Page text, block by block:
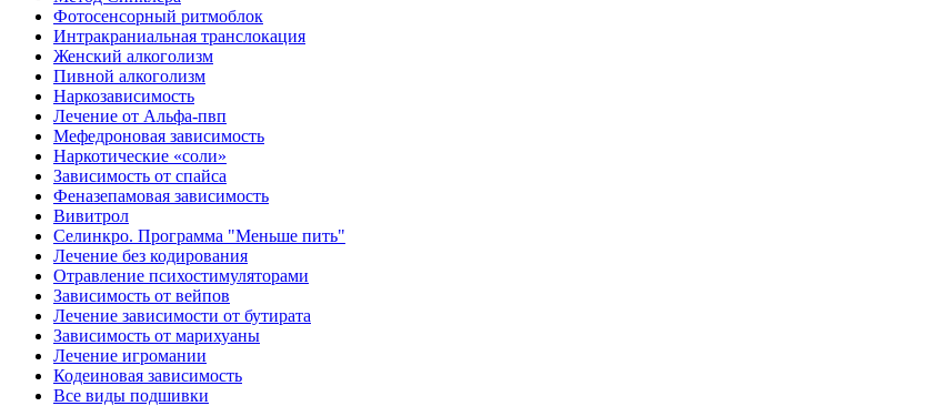
Фотосенсорный ритмоблок
Интракраниальная транслокация
Женский алкоголизм
Пивной алкоголизм
Наркозависимость
Лечение от Альфа-пвп
Мефедроновая зависимость
Наркотические «соли»
Зависимость от спайса
Феназепамовая зависимость
Вивитрол
Селинкро. Программа "Меньше пить"
Лечение без кодирования
Отравление психостимуляторами
Зависимость от вейпов
Лечение зависимости от бутирата
Зависимость от марихуаны
Лечение игромании
Кодеиновая зависимость
Все виды подшивки